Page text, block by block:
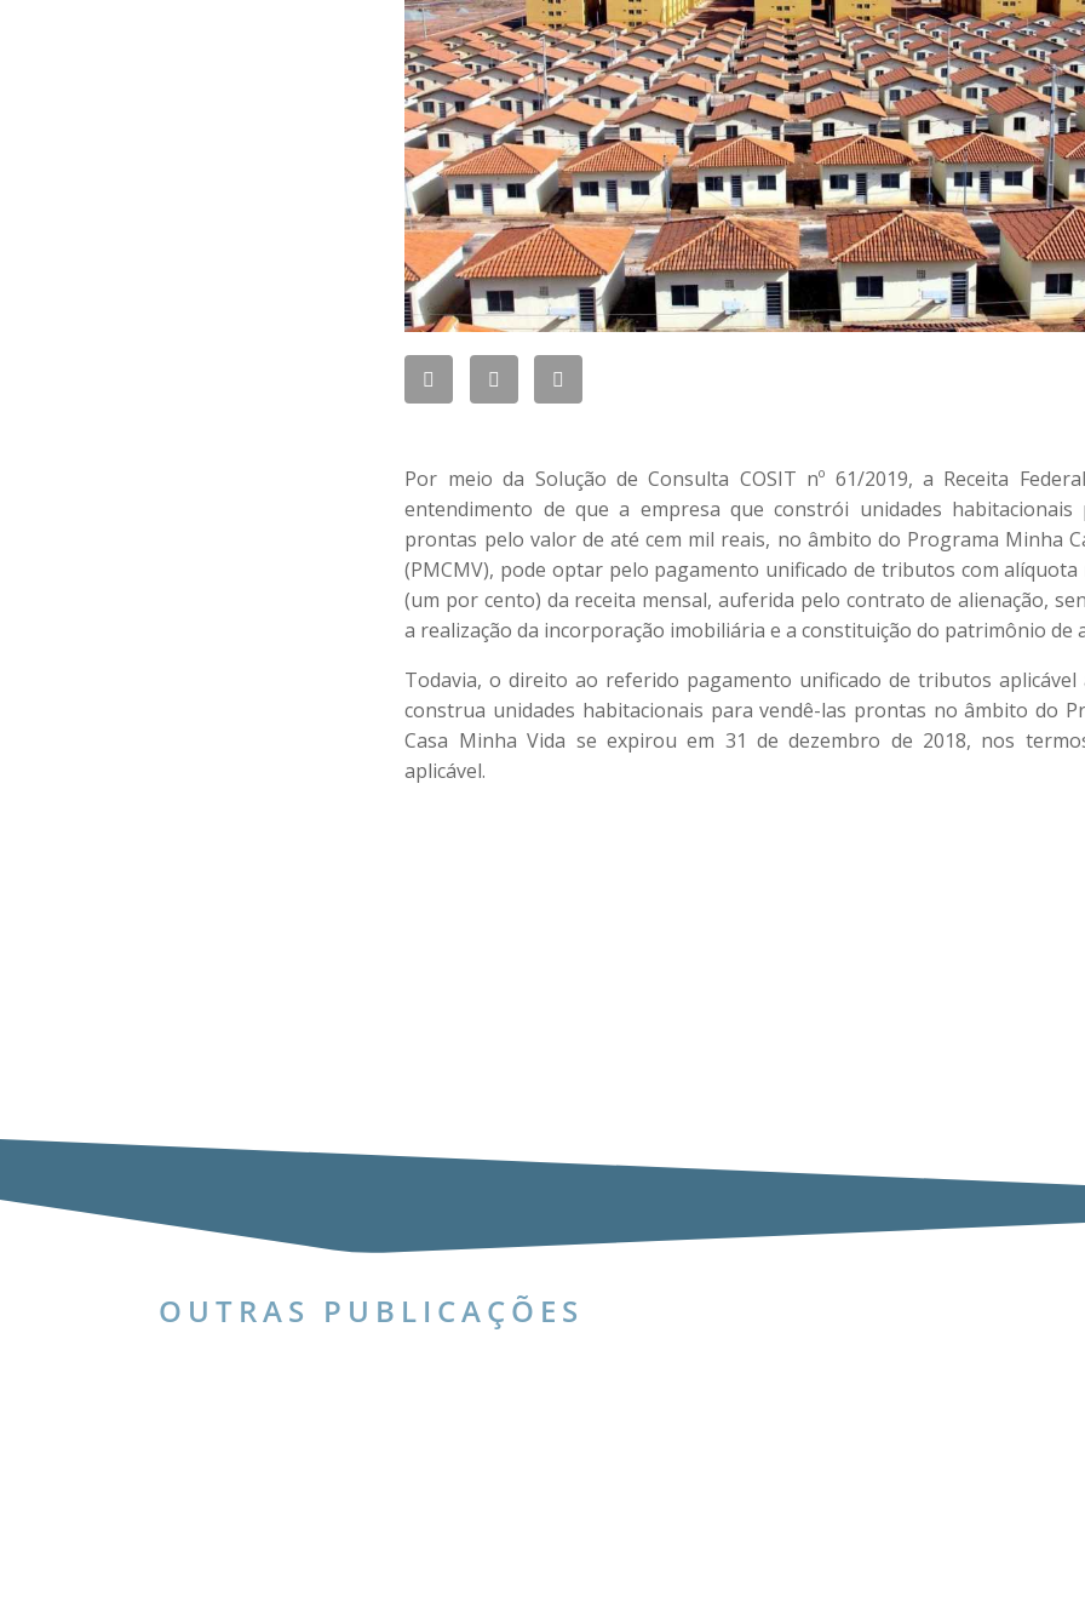
Por meio da Solução de Consulta COSIT nº 61/2019, a Receita
entendimento de que a empresa que constrói unidades habitacionais
prontas pelo valor de até cem mil reais, no âmbito do Programa Minha
(PMCMV), pode optar pelo pagamento unificado de tributos com alíquota
(um por cento) da receita mensal, auferida pelo contrato de alienação,
a realização da incorporação imobiliária e a constituição do patrimônio de
Todavia, o direito ao referido pagamento unificado de tributos aplicável
construa unidades habitacionais para vendê-las prontas no âmbito do
Casa Minha Vida se expirou em 31 de dezembro de 2018, nos
aplicável.
OUTRAS PUBLICAÇÕES